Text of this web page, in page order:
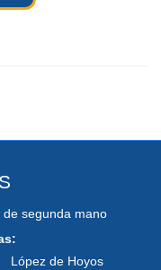
segunda mano
López de Hoyos